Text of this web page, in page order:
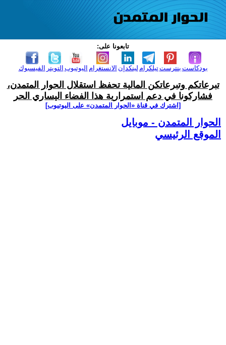
تابعونا على:
الفيسبوك التويتر اليوتيوب الانستغرام لينكدإن تيلكرامبنترست بودكاست
تبرعاتكم وتبرعاتكن المالية تحفظ استقلال الحوار المتمدن،
فشاركونا في دعم استمرارية هذا الفضاء اليساري الحر
[اشترك في قناة ‫«الحوار المتمدن» على اليوتيوب]
الحوار المتمدن - موبايل
الموقع الرئيسي